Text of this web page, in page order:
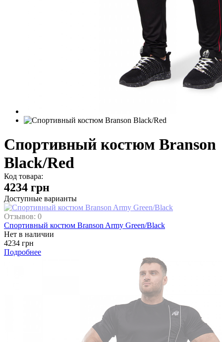
Спортивный костюм Branson
Black/Red
Код товара:
4234 грн
Доступные варианты
Отзывов: 0
Спортивный костюм Branson Army Green/Black
Нет в наличии
4234 грн
Подробнее